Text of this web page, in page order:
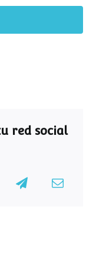
red social